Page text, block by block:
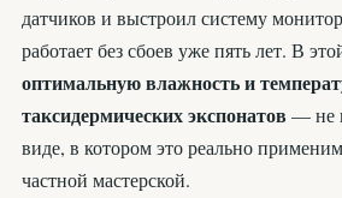
датчиков и выстроил систему
работает без сбоев уже пять лет. В
оптимальную влажность и
таксидермических экспонатов — не
виде, в котором это реально
частной мастерской.